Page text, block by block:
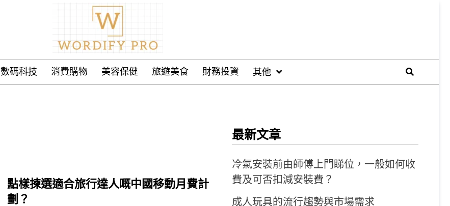
數碼科技 消費購物 美容保健 旅遊美食 財務投資 其他
點樣揀選適合旅行達人嘅中國移動月費計
劃？
最新文章
冷氣安裝前由師傅上門睇位，一般如何收
費及可否扣減安裝費？
成人玩具的流行趨勢與市場需求